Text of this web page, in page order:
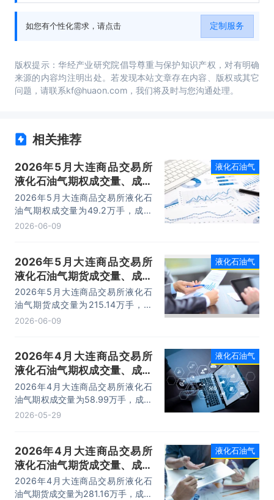
如您有个性化需求，请点击
定制服务
版权提示：华经产业研究院倡导尊重与保护知识产权，对有明确
来源的内容均注明出处。若发现本站文章存在内容、版权或其它
问题，请联系kf@huaon.com，我们将及时与您沟通处理。
相关推荐
2026年5月大连商品交易所
液化石油气期权成交量、成交
金额及成交均价统计
2026年5月大连商品交易所液化石
油气期权成交量为49.2万手，成交
金额为3.66亿元，成交均价为0.08
2026-06-09
液化石油气
2026年5月大连商品交易所
液化石油气期货成交量、成交
金额及成交均价统计
2026年5月大连商品交易所液化石
油气期货成交量为215.14万手，成
交金额为2532.91亿元，成交均价为
2026-06-09
液化石油气
2026年4月大连商品交易所
液化石油气期权成交量、成交
金额及成交均价统计
2026年4月大连商品交易所液化石
油气期权成交量为58.99万手，成交
金额为10.71亿元，成交均价为0.18
2026-05-29
液化石油气
2026年4月大连商品交易所
液化石油气期货成交量、成交
金额及成交均价统计
2026年4月大连商品交易所液化石
油气期货成交量为281.16万手，成交
液化石油气